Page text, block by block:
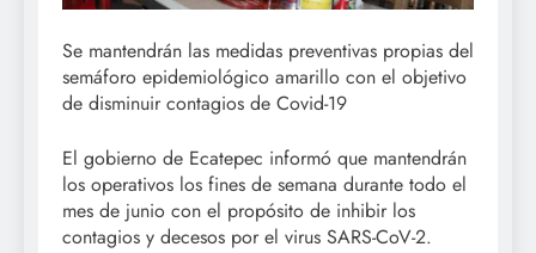
Se mantendrán las medidas preventivas propias del
semáforo epidemiológico amarillo con el objetivo
de disminuir contagios de Covid-19
El gobierno de Ecatepec informó que mantendrán
los operativos los fines de semana durante todo el
mes de junio con el propósito de inhibir los
contagios y decesos por el virus SARS-CoV-2.